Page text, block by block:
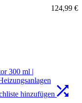
124,99 €
hinzufügen